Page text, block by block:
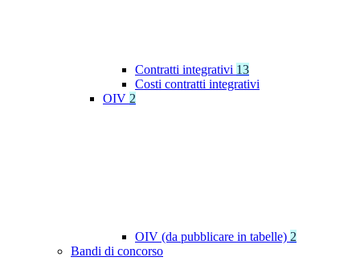
Contratti integrativi 13
Costi contratti integrativi
OIV 2
OIV (da pubblicare in tabelle) 2
Bandi di concorso